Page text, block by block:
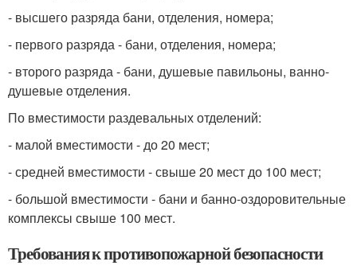
- высшего разряда бани, отделения, номера;
- первого разряда - бани, отделения, номера;
- второго разряда - бани, душевые павильоны, ванно-
душевые отделения.
По вместимости раздевальных отделений:
- малой вместимости - до 20 мест;
- средней вместимости - свыше 20 мест до 100 мест;
- большой вместимости - бани и банно-оздоровительные
комплексы свыше 100 мест.
Требования к противопожарной безопасности